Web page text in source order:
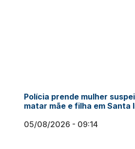
Polícia prende mulher
matar mãe e filha em Santa
05/08/2026
09:14